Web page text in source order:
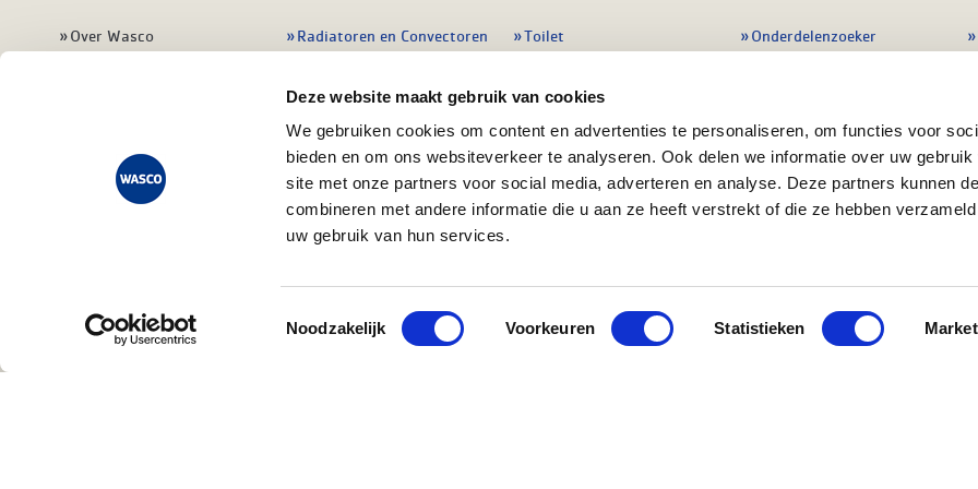
Deze website maakt gebruik van cookies
We gebruiken cookies om content en advertenties te personaliseren, om functies voor
bieden en om ons websiteverkeer te analyseren. Ook delen we informatie over uw gebruik
site met onze partners voor social media, adverteren en analyse. Deze partners kunnen
combineren met andere informatie die u aan ze heeft verstrekt of die ze hebben
uw gebruik van hun services.
Toestemmingsselectie
Noodzakelijk Voorkeuren Statistieken
Over Wasco
Vestigingen
Radiatoren en Convectoren
Regelingen
Vloerverwarming
Leidingwerk
Warmwatertoestellen
Toilet
Douche
Badmeubel
Afvoeren
Onderdelenzoeker
Pompen
Regelapparatuur
Preventie & detectie